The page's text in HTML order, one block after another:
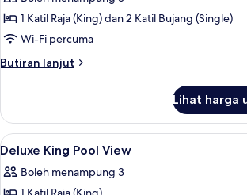
untuk
Suite
(Spot)
1 Katil Raja (King) dan 2 Katil Bujang (Single)
Wi-Fi percuma
Butiran lanjut
Butiran
(Spot)
Lihat harga
Lihat
semua
foto
Deluxe King
7
Deluxe King Pool View
Boleh menampung 3